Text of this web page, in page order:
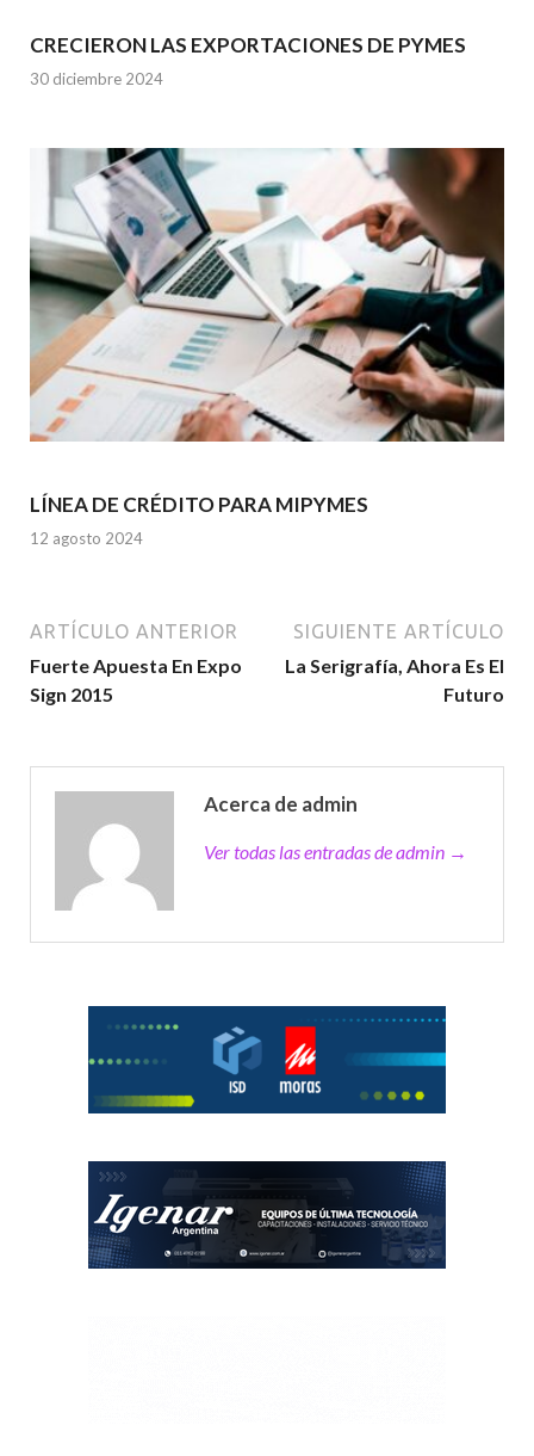
CRECIERON LAS EXPORTACIONES DE PYMES
30 diciembre 2024
LÍNEA DE CRÉDITO PARA MIPYMES
12 agosto 2024
ARTÍCULO ANTERIOR
Fuerte Apuesta En Expo
Sign 2015
SIGUIENTE ARTÍCULO
La Serigrafía, Ahora Es El
Futuro
Acerca de admin
Ver todas las entradas de admin →